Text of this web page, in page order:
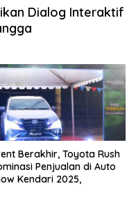
Dialog Interaktif
Berakhir, Toyota Rush
Penjualan di Auto
Kendari 2025,